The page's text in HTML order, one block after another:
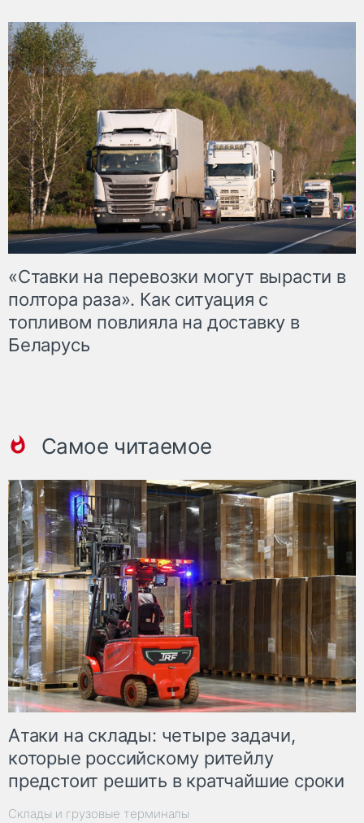
«Ставки на перевозки могут вырасти в
полтора раза». Как ситуация с
топливом повлияла на доставку в
Беларусь
Самое читаемое
Атаки на склады: четыре задачи,
которые российскому ритейлу
предстоит решить в кратчайшие сроки
Склады и грузовые терминалы